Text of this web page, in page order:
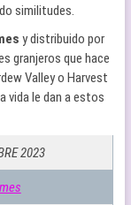
similitudes.
y distribuido por
granjeros que hace
Valley o Harvest
vida le dan a estos
2023